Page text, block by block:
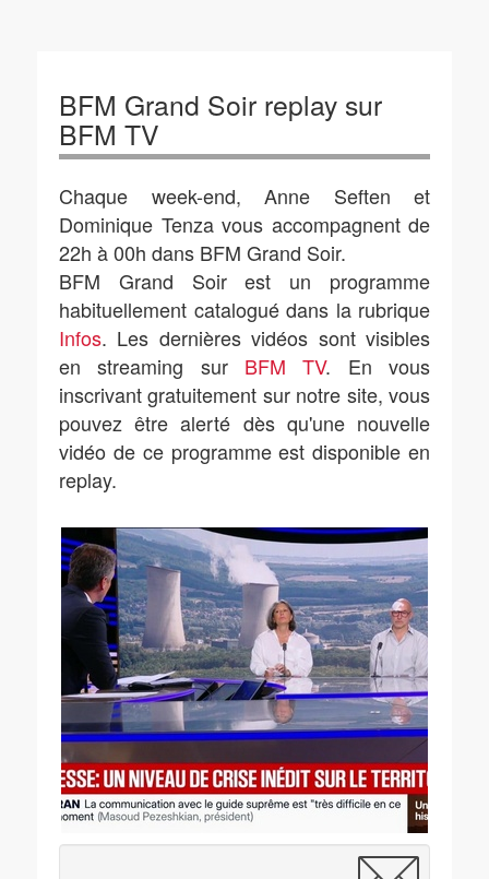
BFM Grand Soir replay sur
BFM TV
Chaque week-end, Anne Seften et
Dominique Tenza vous accompagnent de
22h à 00h dans BFM Grand Soir.
BFM Grand Soir est un programme
habituellement catalogué dans la rubrique
Infos. Les dernières vidéos sont visibles
en streaming sur BFM TV. En vous
inscrivant gratuitement sur notre site, vous
pouvez être alerté dès qu'une nouvelle
vidéo de ce programme est disponible en
replay.